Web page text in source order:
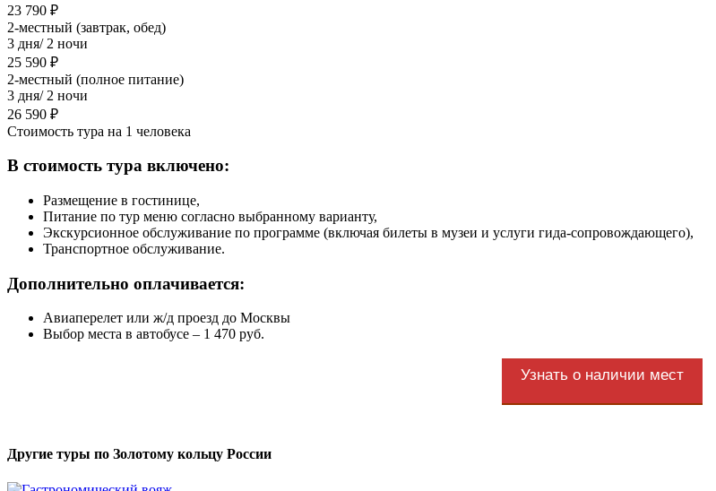
23 790 ₽
2-местный (завтрак, обед)
3 дня/ 2 ночи
25 590 ₽
2-местный (полное питание)
3 дня/ 2 ночи
26 590 ₽
Стоимость тура на 1 человека
В стоимость тура включено:
Размещение в гостинице,
Питание по тур меню согласно выбранному варианту,
Экскурсионное обслуживание по программе (включая билеты в музеи и услуги гида-сопровождающего),
Транспортное обслуживание.
Дополнительно оплачивается:
Авиаперелет или ж/д проезд до Москвы
Выбор места в автобусе – 1 470 руб.
Узнать о наличии мест
Другие туры по Золотому кольцу России